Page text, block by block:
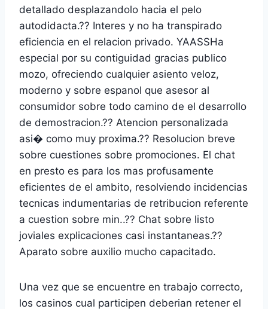
detallado desplazandolo hacia el pelo
autodidacta.?? Interes y no ha transpirado
eficiencia en el relacion privado. YAASSHa
especial por su contiguidad gracias publico
mozo, ofreciendo cualquier asiento veloz,
moderno y sobre espanol que asesor al
consumidor sobre todo camino de el desarrollo
de demostracion.?? Atencion personalizada
asi� como muy proxima.?? Resolucion breve
sobre cuestiones sobre promociones. El chat
en presto es para los mas profusamente
eficientes de el ambito, resolviendo incidencias
tecnicas indumentarias de retribucion referente
a cuestion sobre min..?? Chat sobre listo
joviales explicaciones casi instantaneas.??
Aparato sobre auxilio mucho capacitado.
Una vez que se encuentre en trabajo correcto,
los casinos cual participen deberian retener el